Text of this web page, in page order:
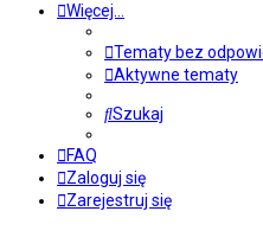
Więcej…
Tematy bez
Aktywne tematy
Szukaj
FAQ
Zaloguj się
Zarejestruj się